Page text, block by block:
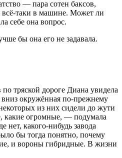
— пара сотен баксов,
всё-таки в машине. Может ли
себе она вопрос.
бы она его не задавала.
тряской дороге Диана увидела
окружённая по-прежнему
из них сидели до жути
какие огромные, — подумала
нет, какого-нибудь завода
бы тогда понятно, почему
и вороны гибридные. В жизни